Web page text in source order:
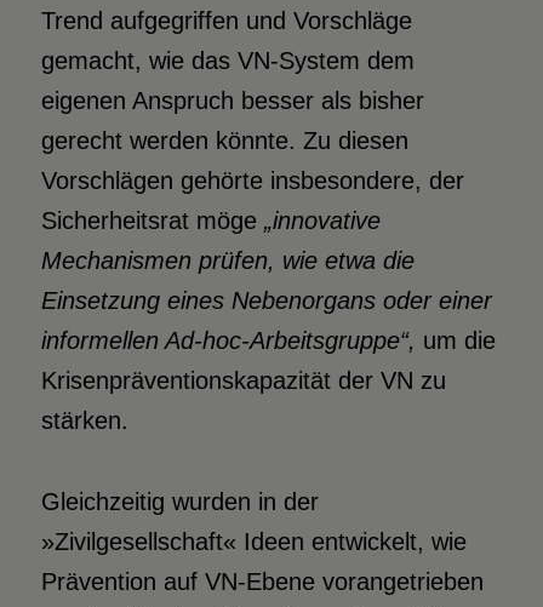
Trend aufgegriffen und Vorschläge
gemacht, wie das VN-System dem
eigenen Anspruch besser als bisher
gerecht werden könnte. Zu diesen
Vorschlägen gehörte insbesondere, der
Sicherheitsrat möge „innovative
Mechanismen prüfen, wie etwa die
Einsetzung eines Nebenorgans oder einer
informellen Ad-hoc-Arbeitsgruppe“, um die
Krisenpräventionskapazität der VN zu
stärken.
Gleichzeitig wurden in der
»Zivilgesellschaft« Ideen entwickelt, wie
Prävention auf VN-Ebene vorangetrieben